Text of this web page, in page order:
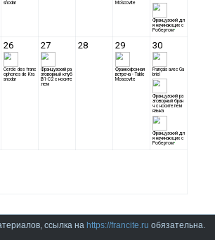
ссылка на https://francite.ru обязательна.